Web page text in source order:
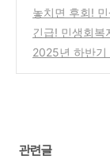
택, 신청 시 주
놓치면 후회!
법!
(0)
긴급! 민생회복
2025년 하반기
관련글